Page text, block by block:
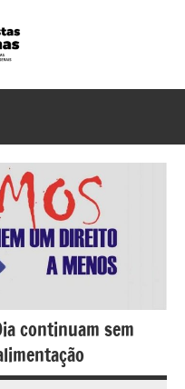
continuam sem